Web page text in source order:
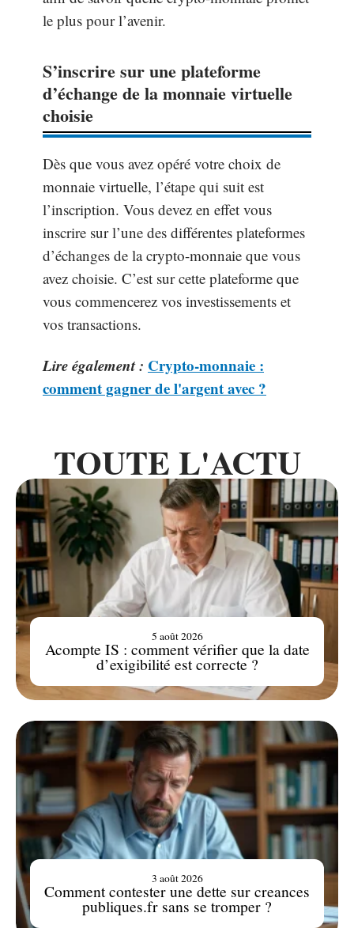
le plus pour l’avenir.
S’inscrire sur une plateforme
d’échange de la monnaie virtuelle
choisie
Dès que vous avez opéré votre choix de
monnaie virtuelle, l’étape qui suit est
l’inscription. Vous devez en effet vous
inscrire sur l’une des différentes plateformes
d’échanges de la crypto-monnaie que vous
avez choisie. C’est sur cette plateforme que
vous commencerez vos investissements et
vos transactions.
Lire également : Crypto-monnaie :
comment gagner de l'argent avec ?
TOUTE L'ACTU
Acompte IS : comment vérifier que la date
d’exigibilité est correcte ?
5 août 2026
Comment contester une dette sur creances
publiques.fr sans se tromper ?
3 août 2026